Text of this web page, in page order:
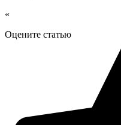
«
Оцените статью